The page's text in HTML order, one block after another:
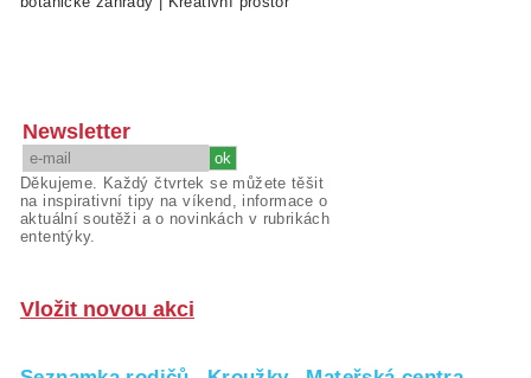
Newsletter
Děkujeme. Každý čtvrtek se můžete těšit
na inspirativní tipy na víkend, informace o
aktuální soutěži a o novinkách v rubrikách
ententýky.
Vložit novou akci